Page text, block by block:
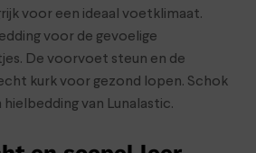
voor een ideaal voetklimaat.
voor de gevoelige
De voorvoet steun en de
kurk voor gezond lopen. Schok
van Lunalastic.